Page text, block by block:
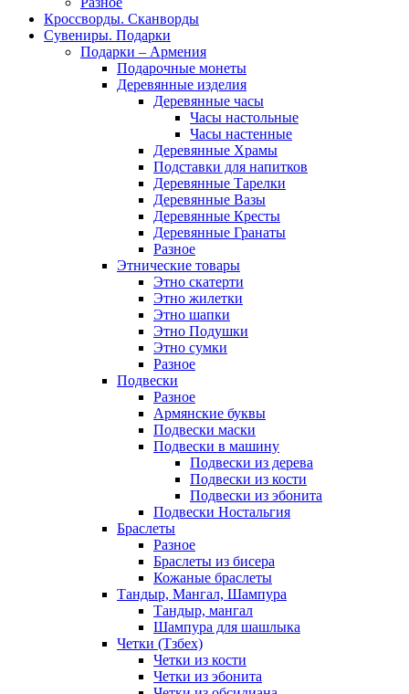
Кроссворды. Сканворды
Сувениры. Подарки
Подарки – Армения
Подарочные монеты
Деревянные изделия
Деревянные часы
Часы настольные
Часы настенные
Деревянные Храмы
Подставки для напитков
Деревянные Тарелки
Деревянные Вазы
Деревянные Кресты
Деревянные Гранаты
Разное
Этнические товары
Этно скатерти
Этно жилетки
Этно шапки
Этно Подушки
Этно сумки
Разное
Подвески
Разное
Армянские буквы
Подвески маски
Подвески в машину
Подвески из дерева
Подвески из кости
Подвески из эбонита
Подвески Ностальгия
Браслеты
Разное
Браслеты из бисера
Кожаные браслеты
Тандыр, Мангал, Шампура
Тандыр, мангал
Шампура для шашлыка
Четки (Тзбех)
Четки из кости
Четки из эбонита